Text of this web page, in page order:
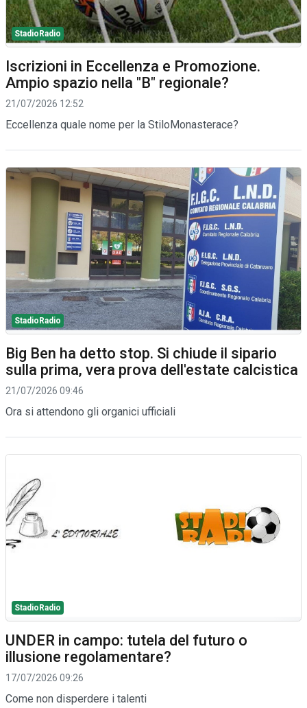
StadioRadio
Iscrizioni in Eccellenza e Promozione.
Ampio spazio nella "B" regionale?
21/07/2026 12:52
Eccellenza quale nome per la StiloMonasterace?
StadioRadio
Big Ben ha detto stop. Si chiude il sipario
sulla prima, vera prova dell'estate calcistica
21/07/2026 09:46
Ora si attendono gli organici ufficiali
StadioRadio
UNDER in campo: tutela del futuro o
illusione regolamentare?
17/07/2026 09:26
Come non disperdere i talenti